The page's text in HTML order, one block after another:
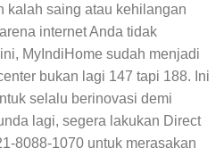
kalah saing atau kehilangan
internet Anda tidak
MyIndiHome sudah menjadi
bukan lagi 147 tapi 188. Ini
selalu berinovasi demi
lagi, segera lakukan Direct
8088-1070 untuk merasakan